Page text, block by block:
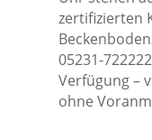
zertifizierten
05231-
Verfügung –
ohne